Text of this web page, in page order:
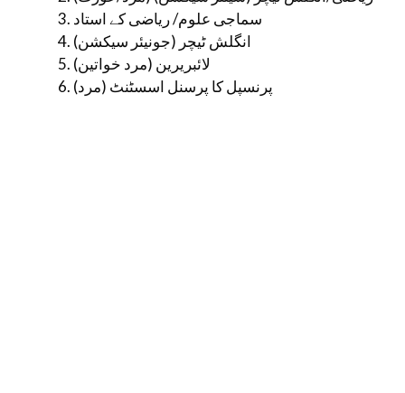
سماجی علوم/ ریاضی کے استاد
انگلش ٹیچر (جونیئر سیکشن)
لائبریرین (مرد خواتین)
پرنسپل کا پرسنل اسسٹنٹ (مرد)